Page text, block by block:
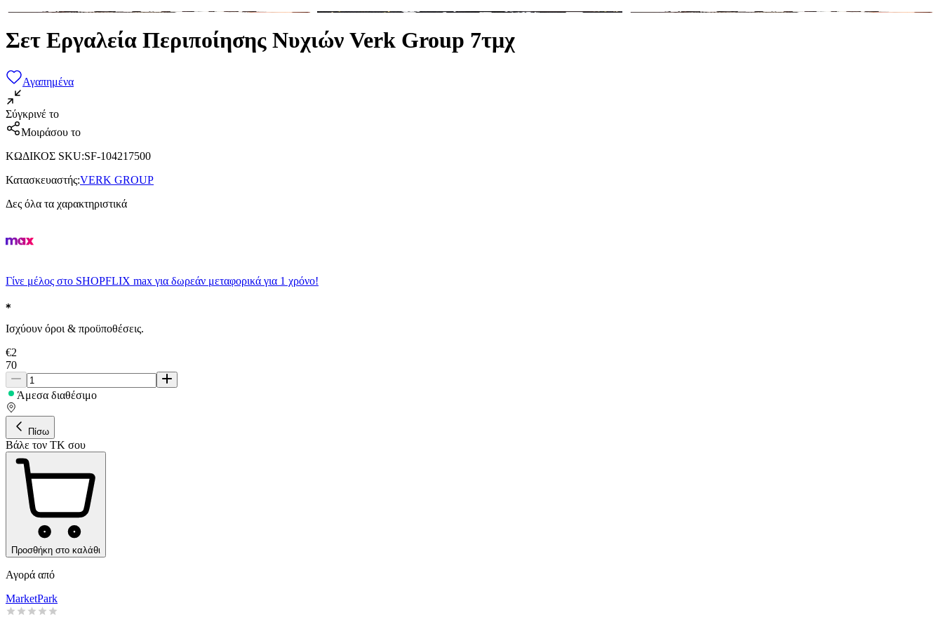
Σετ Εργαλεία Περιποίησης Νυχιών Verk Group 7τμχ
Αγαπημένα
Σύγκρινέ το
Μοιράσου το
ΚΩΔΙΚΟΣ SKU:SF-104217500
Κατασκευαστής:VERK GROUP
Δες όλα τα χαρακτηριστικά
Γίνε μέλος στο SHOPFLIX max για δωρεάν μεταφορικά για 1 χρόνο!
Ισχύουν όροι & προϋποθέσεις.
€2
70
Άμεσα διαθέσιμο
Πίσω
Βάλε τον ΤΚ σου
Προσθήκη στο καλάθι
Αγορά από
MarketPark